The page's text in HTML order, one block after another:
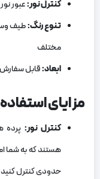
کنترل نور:عبور نور از 0 تا 50 درصد (بسته به
تنوع رنگ:طیف
مختلف
ابعاد:قابل سفارش
مزایای
کنترل نور:پرده
هستند که به شما
حدودی کنترل